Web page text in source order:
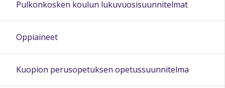
20:00
21:00
Pulkonkosken koulun lukuvuosisuunnitelmat
Oppiaineet
Kuopion perusopetuksen opetussuunnitelma